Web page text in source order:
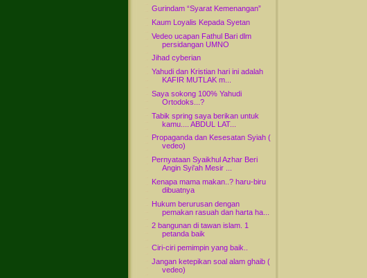
Gurindam “Syarat Kemenangan”
Kaum Loyalis Kepada Syetan
Vedeo ucapan Fathul Bari dlm
persidangan UMNO
Jihad cyberian
Yahudi dan Kristian hari ini adalah
KAFIR MUTLAK m...
Saya sokong 100% Yahudi
Ortodoks...?
Tabik spring saya berikan untuk
kamu.... ABDUL LAT...
Propaganda dan Kesesatan Syiah (
vedeo)
Pernyataan Syaikhul Azhar Beri
Angin Syi'ah Mesir ...
Kenapa mama makan..? haru-biru
dibuatnya
Hukum berurusan dengan
pemakan rasuah dan harta ha...
2 bangunan di tawan islam. 1
petanda baik
Ciri-ciri pemimpin yang baik..
Jangan ketepikan soal alam ghaib (
vedeo)